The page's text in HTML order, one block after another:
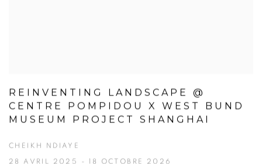
REINVENTING LANDSCAPE @
CENTRE POMPIDOU X WEST BUND
MUSEUM PROJECT SHANGHAI
CHEIKH NDIAYE
28 AVRIL 2025 - 18 OCTOBRE 2026